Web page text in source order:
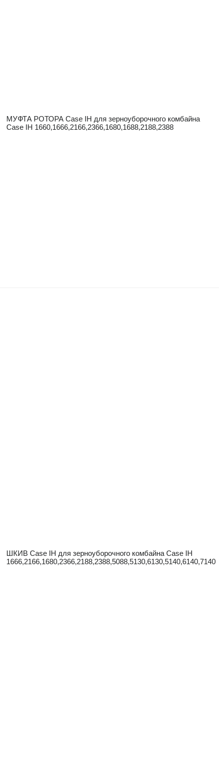
МУФТА РОТОРА Case IH для зерноуборочного комбайна
Case IH 1660,1666,2166,2366,1680,1688,2188,2388
ШКИВ Case IH для зерноуборочного комбайна Case IH
1666,2166,1680,2366,2188,2388,5088,5130,6130,5140,6140,7140